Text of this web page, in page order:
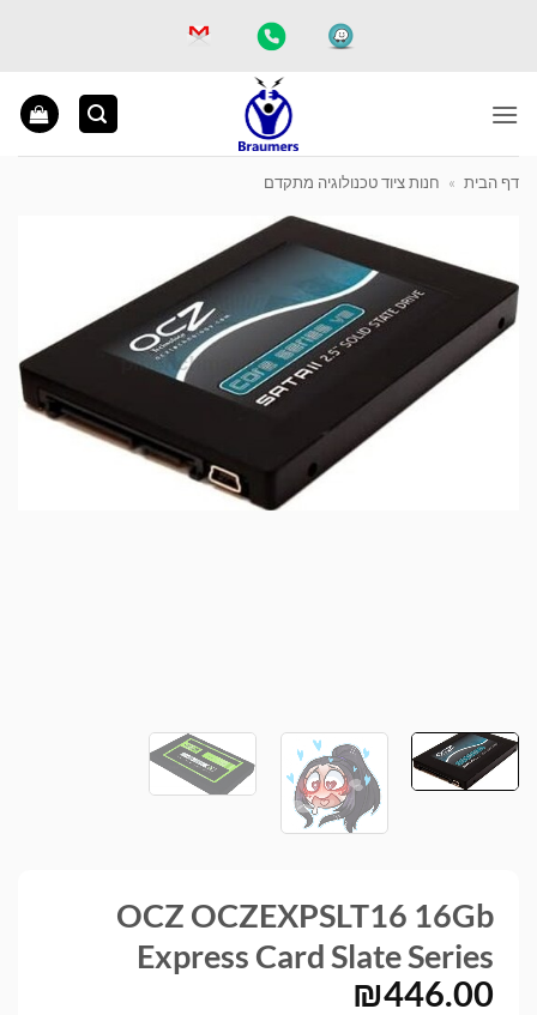
דף הבית » חנות ציוד טכנולוגיה מתקדם
OCZ OCZEXPSLT16 16Gb
Express Card Slate Series
₪446.00